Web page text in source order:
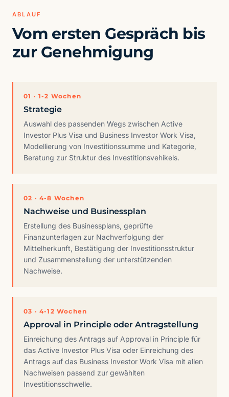
ABLAUF
Vom ersten Gespräch bis
zur Genehmigung
01 · 1-2 Wochen
Strategie
Auswahl des passenden Wegs zwischen Active
Investor Plus Visa und Business Investor Work Visa,
Modellierung von Investitionssumme und Kategorie,
Beratung zur Struktur des Investitionsvehikels.
02 · 4-8 Wochen
Nachweise und Businessplan
Erstellung des Businessplans, geprüfte
Finanzunterlagen zur Nachverfolgung der
Mittelherkunft, Bestätigung der Investitionsstruktur
und Zusammenstellung der unterstützenden
Nachweise.
03 · 4-12 Wochen
Approval in Principle oder Antragstellung
Einreichung des Antrags auf Approval in Principle für
das Active Investor Plus Visa oder Einreichung des
Antrags auf das Business Investor Work Visa mit allen
Nachweisen passend zur gewählten
Investitionsschwelle.